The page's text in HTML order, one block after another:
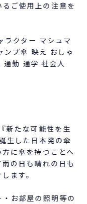
ご使用上の注意を
ラクター マシュマ
ンプ傘 映え おしゃ
通勤 通学 社会人
新たな可能性を生
生した日本発の傘
に傘を持つことへ
の日も晴れの日も
ます。
お部屋の照明等の